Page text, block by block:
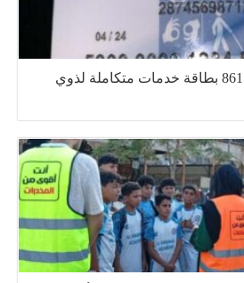
تضامن الشرقية تسلم 861 بطاقة خدمات متكاملة لذوي